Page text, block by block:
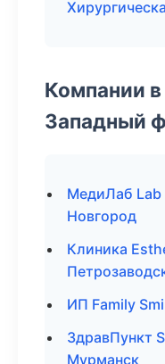
Компании
Западный
МедиЛаб
Новгород
Клиника
ИП Family
ЗдравПункт
Мурманск